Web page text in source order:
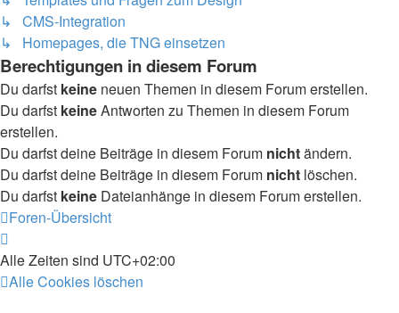
↳ CMS-Integration
↳ Homepages, die TNG einsetzen
Berechtigungen in diesem Forum
Du darfst keine neuen Themen in diesem Forum erstellen.
Du darfst keineAntworten zu Themen in diesem Forum
erstellen.
Du darfst deine Beiträge in diesem Forum nichtändern.
Du darfst deine Beiträge in diesem Forum nicht löschen.
Du darfst keine Dateianhänge in diesem Forum erstellen.
Foren-Übersicht
Alle Zeiten sind UTC+02:00
Alle Cookies löschen